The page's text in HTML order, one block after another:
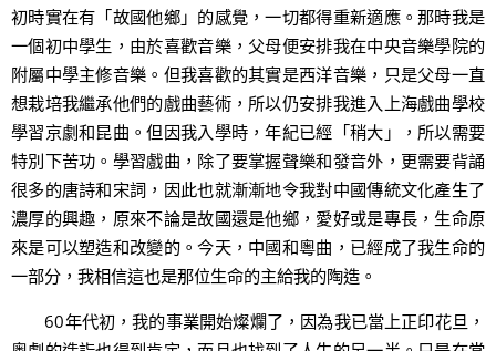
初時實在有「故國他鄉」的感覺，一切都得重新適應。那時我是
一個初中學生，由於喜歡音樂，父母便安排我在中央音樂學院的
附屬中學主修音樂。但我喜歡的其實是西洋音樂，只是父母一直
想栽培我繼承他們的戲曲藝術，所以仍安排我進入上海戲曲學校
學習京劇和昆曲。但因我入學時，年紀已經「稍大」，所以需要
特別下苦功。學習戲曲，除了要掌握聲樂和發音外，更需要背誦
很多的唐詩和宋詞，因此也就漸漸地令我對中國傳統文化產生了
濃厚的興趣，原來不論是故國還是他鄉，愛好或是專長，生命原
來是可以塑造和改變的。今天，中國和粵曲，已經成了我生命的
一部分，我相信這也是那位生命的主給我的陶造。
60年代初，我的事業開始燦爛了，因為我已當上正印花旦，